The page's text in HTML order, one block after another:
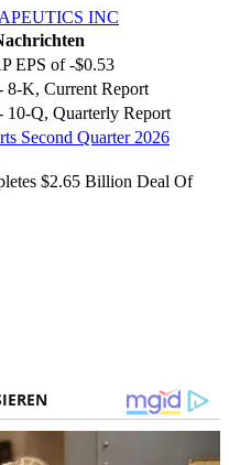
INC
EPS of -$0.53
8-K, Current Report
10-Q, Quarterly Report
Second Quarter 2026
$2.65 Billion Deal Of